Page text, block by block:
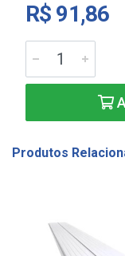
R$ 91,86
Produtos